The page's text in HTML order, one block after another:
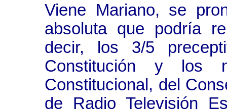
Viene Mariano, se
absoluta que podría
decir, los 3/5
Constitución y los
Constitucional, del
de Radio Televisión